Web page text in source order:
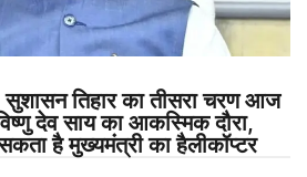
तिहार का तीसरा चरण आज
देव साय का आकस्मिक दौरा,
है मुख्यमंत्री का हैलीकॉप्टर